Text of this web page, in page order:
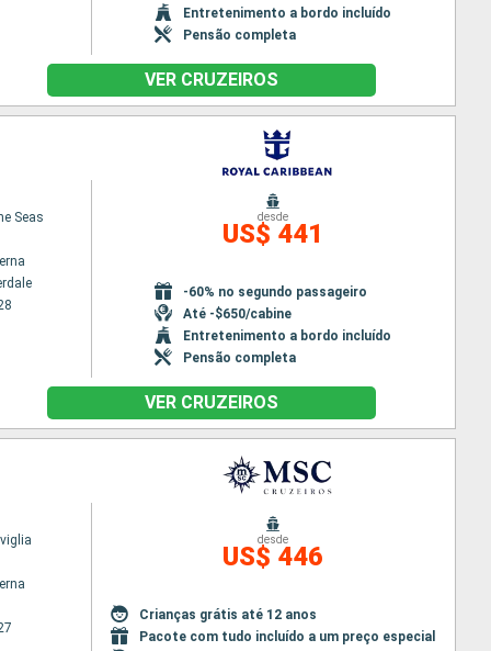
Entretenimento a bordo incluído
Pensão completa
VER CRUZEIROS
Seas desde
US$ 441
-60% no segundo passageiro
Até -$650/cabine
Entretenimento a bordo incluído
Pensão completa
VER CRUZEIROS
desde
US$ 446
Crianças grátis até 12 anos
Pacote com tudo incluído a um preço especial